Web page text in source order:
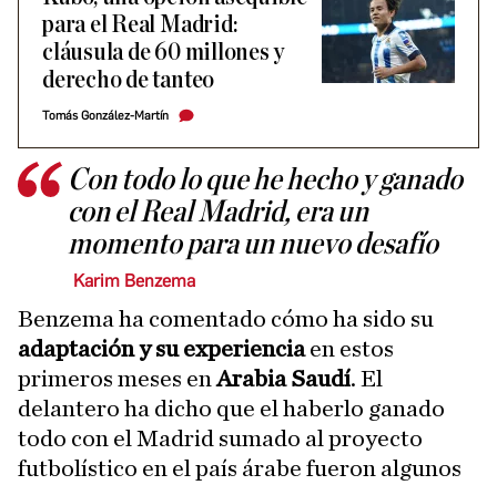
para el Real Madrid:
cláusula de 60 millones y
derecho de tanteo
Tomás González-Martín
Con todo lo que he hecho y ganado
con el Real Madrid, era un
momento para un nuevo desafío
Karim Benzema
Benzema ha comentado cómo ha sido su
adaptación y su experienciaen estos
primeros meses enArabia Saudí. El
delantero ha dicho que el haberlo ganado
todo con el Madrid sumado al proyecto
futbolístico en el país árabe fueron algunos